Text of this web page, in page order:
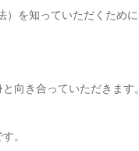
を知っていただくため
向き合っていただきます。
。